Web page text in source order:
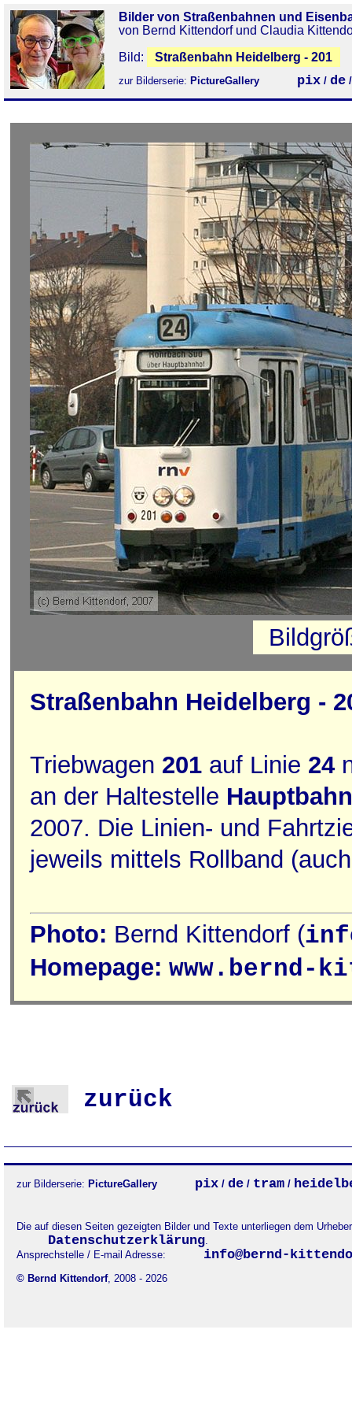
Bilder von Straßenbahnen und
von Bernd Kittendorf und Claudia
Bild:
Straßenbahn Heidelberg - 201
zur Bilderserie: PictureGallery pix / de
Straßenbahn Heidelberg -
Triebwagen 201 auf Linie 24
an der Haltestelle
2007. Die Linien- und
jeweils mittels Rollband
Photo: Bernd Kittendorf (
Homepage: www.bernd-
zurück
zur Bilderserie: PictureGallery pix / de / tram /
Die auf diesen Seiten gezeigten Bilder und Texte unterliegen dem
Datenschutzerklärung.
Ansprechstelle / E-mail Adresse:
info@bernd-
© Bernd Kittendorf, 2008 - 2026